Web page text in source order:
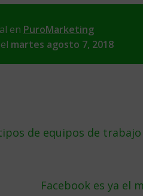
en PuroMarketing
martes agosto 7, 2018
de equipos de
Facebook es ya el